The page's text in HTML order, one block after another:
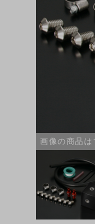
画像の商品は